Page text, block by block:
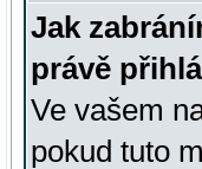
Jak
právě
Ve vašem
pokud tuto